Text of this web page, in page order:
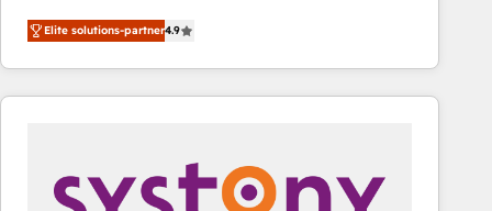
with the flexibility to scale as complexity increases.
Highly certified in both HubSpot and Salesforce, we
bring deep experience in CRM implementation,
integrations, and data migration across modern
combines strong technical execution with real
business perspective. Many of our consultants have
Elite solutions-partner4.9